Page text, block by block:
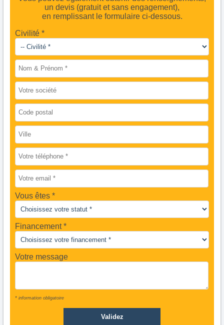
un devis (gratuit et sans engagement),
en remplissant le formulaire ci-dessous.
Civilité *
Vous êtes
Financement *
Votre message
* information obligatoire